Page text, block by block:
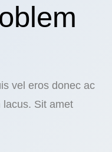
vel eros donec ac
lacus. Sit amet